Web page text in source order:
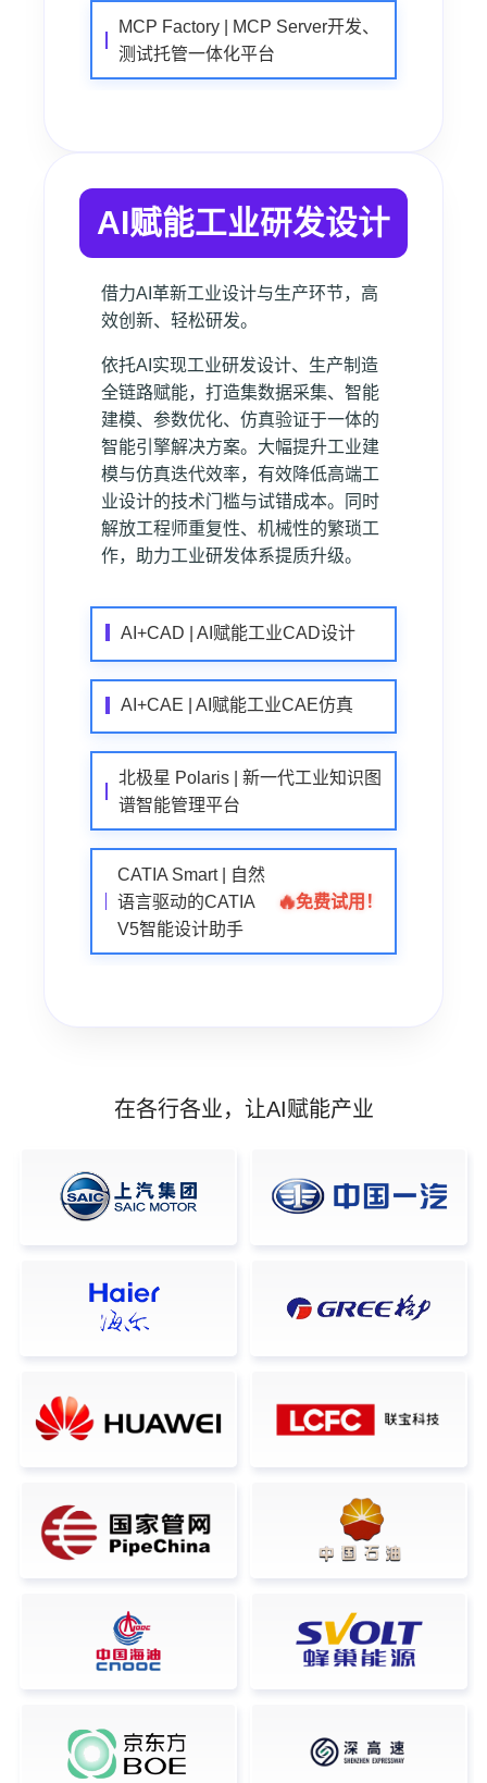
MCP Factory | MCP Server开发、
测试托管一体化平台
AI赋能工业研发设计
借力AI革新工业设计与生产环节，高
效创新、轻松研发。
依托AI实现工业研发设计、生产制造
全链路赋能，打造集数据采集、智能
建模、参数优化、仿真验证于一体的
智能引擎解决方案。大幅提升工业建
模与仿真迭代效率，有效降低高端工
业设计的技术门槛与试错成本。同时
解放工程师重复性、机械性的繁琐工
作，助力工业研发体系提质升级。
AI+CAD | AI赋能工业CAD设计
AI+CAE | AI赋能工业CAE仿真
北极星 Polaris | 新一代工业知识图
谱智能管理平台
CATIA Smart | 自然
语言驱动的CATIA
V5智能设计助手
🔥免费试用！
在各行各业，让AI赋能产业